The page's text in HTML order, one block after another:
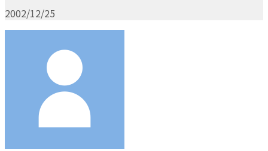
2002/12/25